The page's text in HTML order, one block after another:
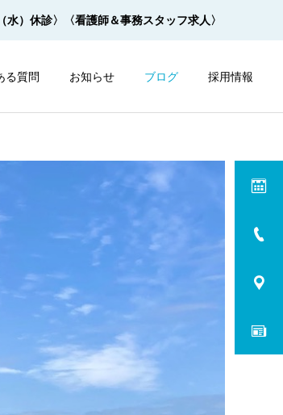
水）休診〉 〈看護師＆事務スタッフ求人〉
る質問 お知らせ ブログ 採用情報
プの飲み方 ２杯
内視鏡
モビプレップの飲み方 ２杯